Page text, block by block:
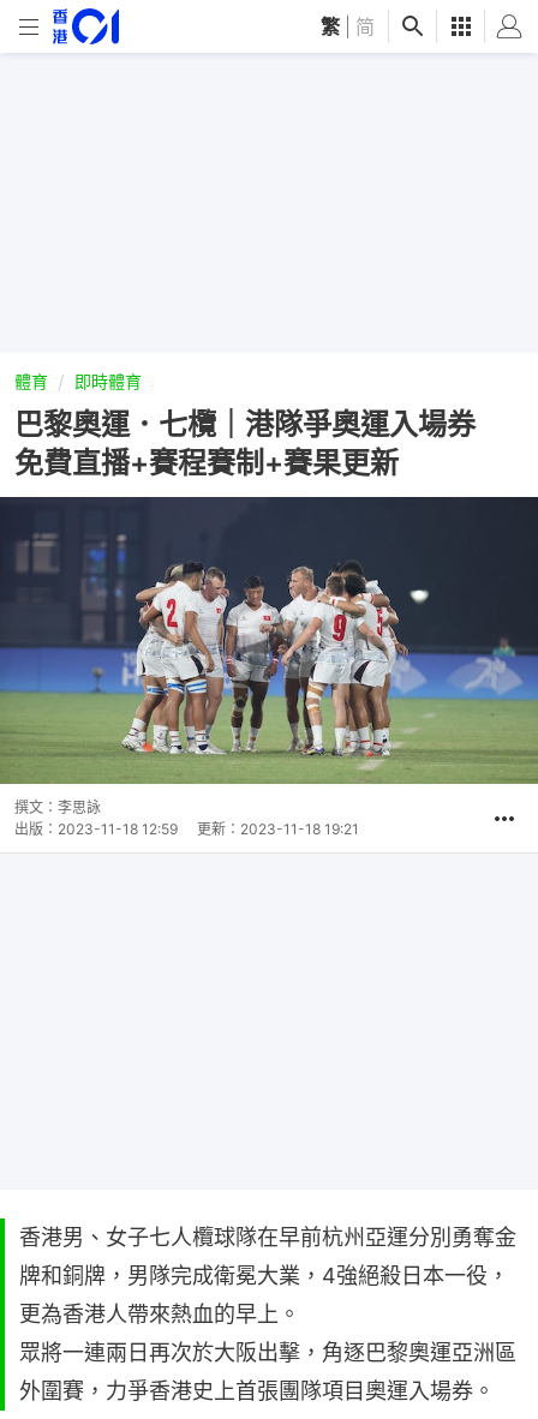
繁 简
體育 即時體育
巴黎奧運．七欖｜港隊爭奧運入場券
免費直播+賽程賽制+賽果更新
撰文： 李思詠
出版： 2023-11-18 12:59 更新： 2023-11-18 19:21
香港男、女子七人欖球隊在早前杭州亞運分別勇奪金
牌和銅牌，男隊完成衛冕大業，4強絕殺日本一役，
更為香港人帶來熱血的早上。
眾將一連兩日再次於大阪出擊，角逐巴黎奧運亞洲區
外圍賽，力爭香港史上首張團隊項目奧運入場券。